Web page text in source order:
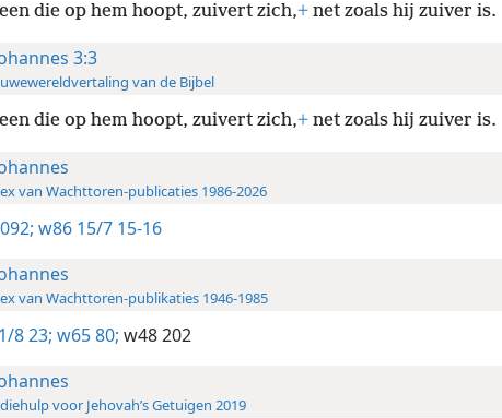
die op hem hoopt, zuivert zich,+net zoals hij zuiver is.
3:3
van de Bijbel
die op hem hoopt, zuivert zich,+net zoals hij zuiver is.
van Wachttoren-publicaties 1986-2026
w86 15/7 15-16
van Wachttoren-publikaties 1946-1985
8 23; w65 80; w48 202
voor Jehovah’s Getuigen 2019